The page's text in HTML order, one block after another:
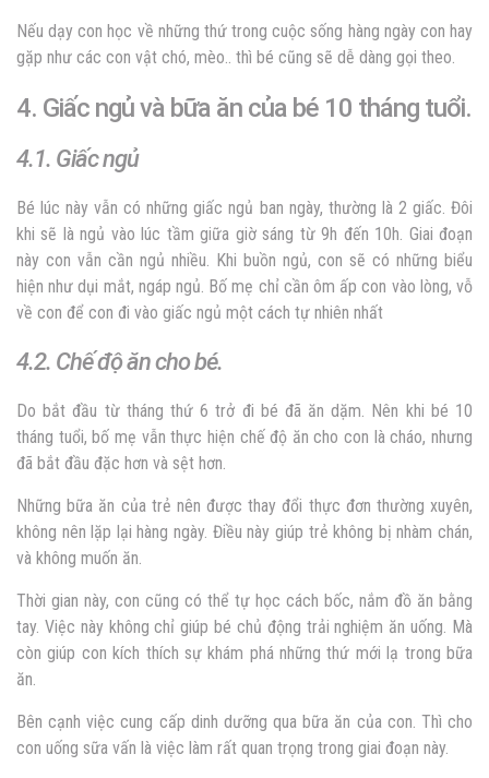
Nếu dạy con học về những thứ trong cuộc sống hàng ngày con hay
gặp như các con vật chó, mèo.. thì bé cũng sẽ dễ dàng gọi theo.
4. Giấc ngủ và bữa ăn của bé 10 tháng tuổi.
4.1. Giấc ngủ
Bé lúc này vẫn có những giấc ngủ ban ngày, thường là 2 giấc. Đôi
khi sẽ là ngủ vào lúc tầm giữa giờ sáng từ 9h đến 10h. Giai đoạn
này con vẫn cần ngủ nhiều. Khi buồn ngủ, con sẽ có những biểu
hiện như dụi mắt, ngáp ngủ. Bố mẹ chỉ cần ôm ấp con vào lòng, vỗ
về con để con đi vào giấc ngủ một cách tự nhiên nhất
4.2. Chế độ ăn cho bé.
Do bắt đầu từ tháng thứ 6 trở đi bé đã ăn dặm. Nên khi bé 10
tháng tuổi, bố mẹ vẫn thực hiện chế độ ăn cho con là cháo, nhưng
đã bắt đầu đặc hơn và sệt hơn.
Những bữa ăn của trẻ nên được thay đổi thực đơn thường xuyên,
không nên lặp lại hàng ngày. Điều này giúp trẻ không bị nhàm chán,
và không muốn ăn.
Thời gian này, con cũng có thể tự học cách bốc, nắm đồ ăn bằng
tay. Việc này không chỉ giúp bé chủ động trải nghiệm ăn uống. Mà
còn giúp con kích thích sự khám phá những thứ mới lạ trong bữa
ăn.
Bên cạnh việc cung cấp dinh dưỡng qua bữa ăn của con. Thì cho
con uống sữa vấn là việc làm rất quan trọng trong giai đoạn này.